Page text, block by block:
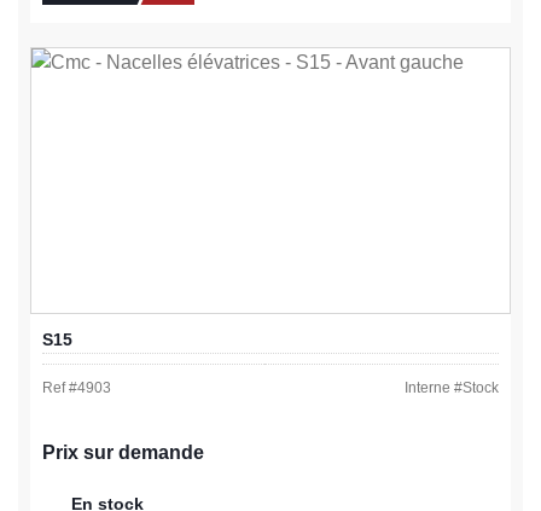
S15
Ref #4903 Interne #Stock
Prix sur demande
En stock